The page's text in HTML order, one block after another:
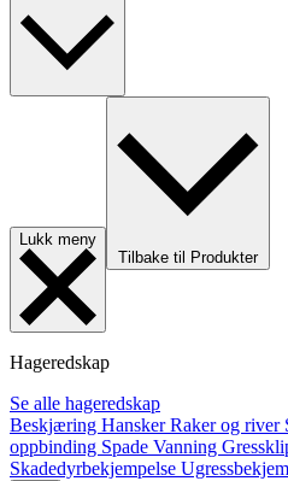
Lukk meny
Tilbake til Produkter
Hageredskap
Se alle hageredskap
Beskjæring HanskerRaker og river
oppbinding Spade Vanning
Skadedyrbekjempelse